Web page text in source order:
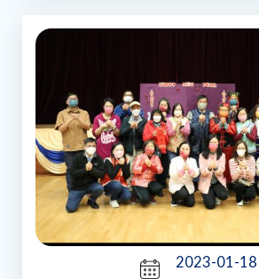
2023-01-18